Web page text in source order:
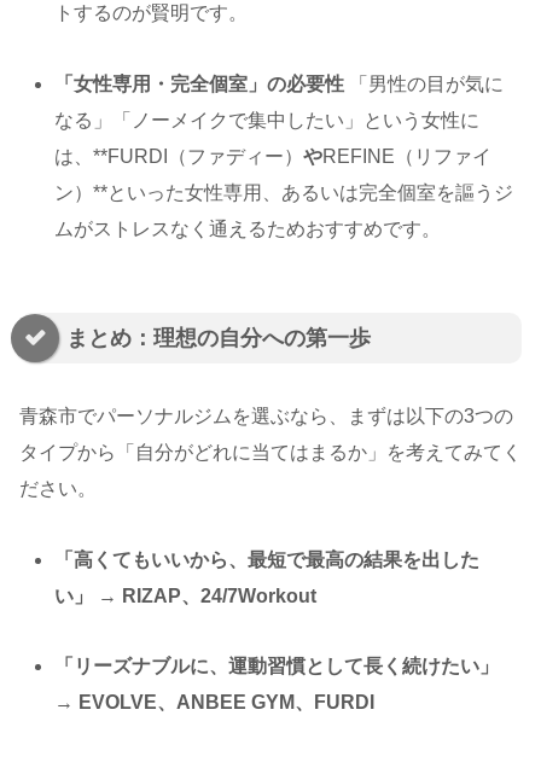
トするのが賢明です。
「女性専用・完全個室」の必要性 「男性の目が気に
なる」「ノーメイクで集中したい」という女性に
は、**FURDI（ファディー）やREFINE（リファイ
ン）**といった女性専用、あるいは完全個室を謳うジ
ムがストレスなく通えるためおすすめです。
まとめ：理想の自分への第一歩
青森市でパーソナルジムを選ぶなら、まずは以下の3つの
タイプから「自分がどれに当てはまるか」を考えてみてく
ださい。
「高くてもいいから、最短で最高の結果を出した
い」
→ RIZAP、24/7Workout
「リーズナブルに、運動習慣として長く続けたい」
→ EVOLVE、ANBEE GYM、FURDI